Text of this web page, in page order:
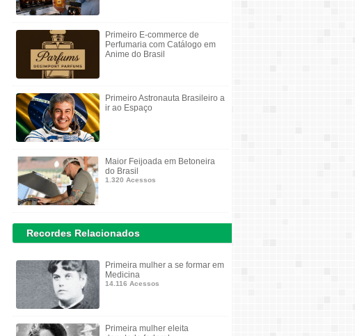
Primeiro E-commerce de
Perfumaria com Catálogo em
Anime do Brasil
Primeiro Astronauta Brasileiro a
ir ao Espaço
Maior Feijoada em Betoneira
do Brasil
1.320 Acessos
Recordes Relacionados
Primeira mulher a se formar em
Medicina
14.116 Acessos
Primeira mulher eleita